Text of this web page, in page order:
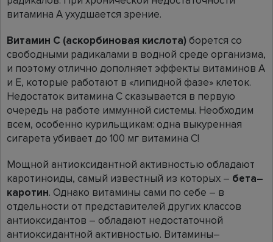
витамина А ухудшается зрение.
Витамин С (аскорбиновая кислота)борется со
свободными радикалами в водной среде организма,
и поэтому отлично дополняет эффекты витаминов А
и Е, которые работают в «липидной фазе» клеток.
Недостаток витамина С сказывается в первую
очередь на работе иммунной системы. Необходим
всем, особенно курильщикам: одна выкуренная
сигарета убивает до 100 мг витамина С!
Мощной антиоксидантной активностью обладают
каротиноиды, самый известный из которых – бета–
каротин. Однако витамины сами по себе – в
отдельности от представителей других классов
антиоксидантов – обладают недостаточной
антиоксидантной активностью. Витамины–